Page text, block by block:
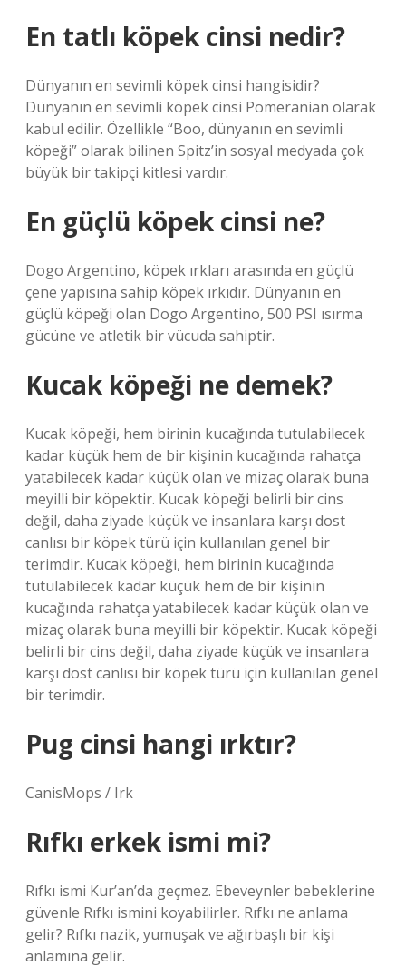
En tatlı köpek cinsi nedir?
Dünyanın en sevimli köpek cinsi hangisidir?
Dünyanın en sevimli köpek cinsi Pomeranian olarak
kabul edilir. Özellikle “Boo, dünyanın en sevimli
köpeği” olarak bilinen Spitz’in sosyal medyada çok
büyük bir takipçi kitlesi vardır.
En güçlü köpek cinsi ne?
Dogo Argentino, köpek ırkları arasında en güçlü
çene yapısına sahip köpek ırkıdır. Dünyanın en
güçlü köpeği olan Dogo Argentino, 500 PSI ısırma
gücüne ve atletik bir vücuda sahiptir.
Kucak köpeği ne demek?
Kucak köpeği, hem birinin kucağında tutulabilecek
kadar küçük hem de bir kişinin kucağında rahatça
yatabilecek kadar küçük olan ve mizaç olarak buna
meyilli bir köpektir. Kucak köpeği belirli bir cins
değil, daha ziyade küçük ve insanlara karşı dost
canlısı bir köpek türü için kullanılan genel bir
terimdir. Kucak köpeği, hem birinin kucağında
tutulabilecek kadar küçük hem de bir kişinin
kucağında rahatça yatabilecek kadar küçük olan ve
mizaç olarak buna meyilli bir köpektir. Kucak köpeği
belirli bir cins değil, daha ziyade küçük ve insanlara
karşı dost canlısı bir köpek türü için kullanılan genel
bir terimdir.
Pug cinsi hangi ırktır?
CanisMops / Irk
Rıfkı erkek ismi mi?
Rıfkı ismi Kur’an’da geçmez. Ebeveynler bebeklerine
güvenle Rıfkı ismini koyabilirler. Rıfkı ne anlama
gelir? Rıfkı nazik, yumuşak ve ağırbaşlı bir kişi
anlamına gelir.